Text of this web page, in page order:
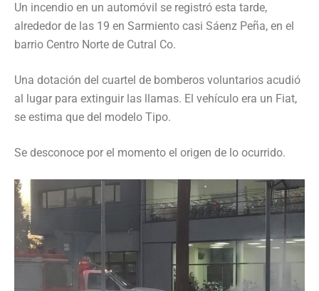
Un incendio en un automóvil se registró esta tarde,
alrededor de las 19 en Sarmiento casi Sáenz Peña, en el
barrio Centro Norte de Cutral Co.
Una dotación del cuartel de bomberos voluntarios acudió
al lugar para extinguir las llamas. El vehículo era un Fiat,
se estima que del modelo Tipo.
Se desconoce por el momento el origen de lo ocurrido.